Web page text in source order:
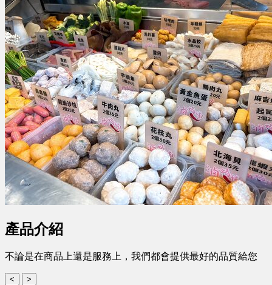
產品介紹
不論是在商品上還是服務上，我們都會提供最好的品質給您
< >